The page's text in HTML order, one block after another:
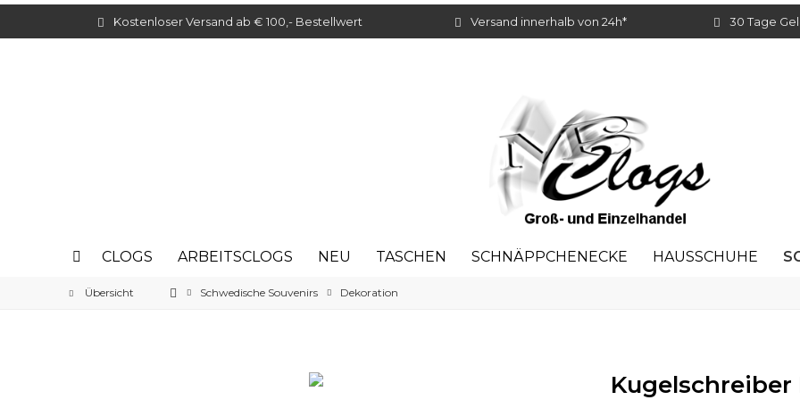
Kostenloser Versand ab € 100,- Bestellwert Versand innerhalb von 24h* 30 Tage
CLOGS ARBEITSCLOGS NEU TASCHEN SCHNÄPPCHENECKE HAUSSCHUHE
Übersicht Schwedische Souvenirs Dekoration
Kugelschreiber